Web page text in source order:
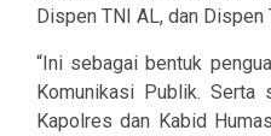
Dispen TNI AL, dan Dispen
“Ini sebagai bentuk
Komunikasi Publik. Serta
Kapolres dan Kabid